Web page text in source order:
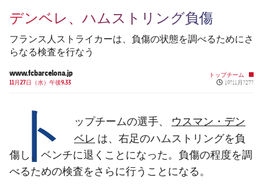
順位表
チケット
PLUSICON
LABEL.ARIA.PLUS
トップチーム
plusicon
label.aria.plus
スケジュール
順位表
PLUSICON
LABEL.ARIA.PLUS
スケジュール
チケット
デンベレ、ハムストリング負傷
フランス人ストライカーは、負傷の状態を調べるためにさ
らなる検査を行なう
www.fcbarcelona.jp
11月27日（水）午後9.33
トップチーム
Published
19?11月?27?
ト ップチームの選手、 ウスマン・デン
ベレ は、右足のハムストリングを負
傷し、ベンチに退くことになった。負傷の程度を調
べるための検査をさらに行うことになる。